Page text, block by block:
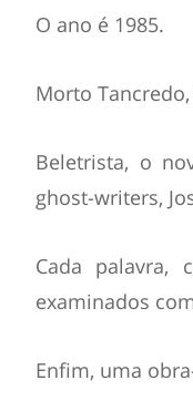
O ano é 1985.
Morto
Beletrista, o
ghost-writers,
Cada palavra,
examinados
Enfim, uma